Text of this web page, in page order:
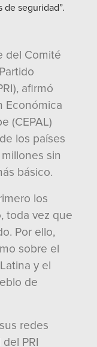
de seguridad”.
del Comité
afirmó
Económica
(CEPAL)
los países
sin
básico.
los
toda vez que
Por ello,
sobre el
y el
de
redes
PRI